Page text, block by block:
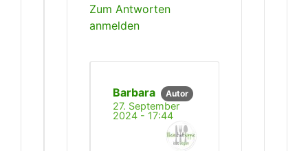
Zum Antworten
anmelden
Barbara Autor
27. September
2024 - 17:44